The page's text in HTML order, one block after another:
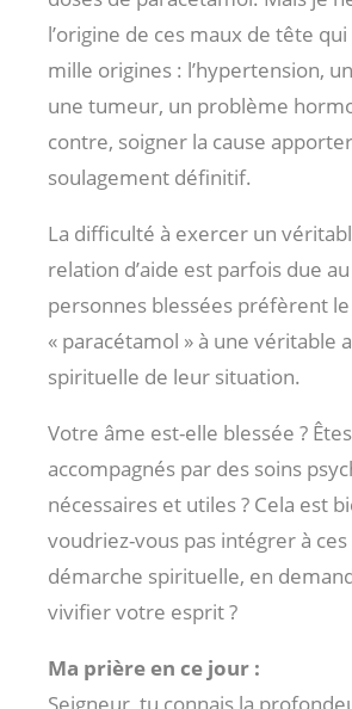
l’origine de ces maux de tête
mille origines : l’hypertension,
une tumeur, un problème
contre, soigner la cause
soulagement définitif.
La difficulté à exercer un
relation d’aide est parfois due
personnes blessées préfèrent le
« paracétamol » à une véritable
spirituelle de leur situation.
Votre âme est-elle blessée ?
accompagnés par des soins
nécessaires et utiles ? Cela est
voudriez-vous pas intégrer à ces
démarche spirituelle, en
vivifier votre esprit ?
Ma prière en ce jour :